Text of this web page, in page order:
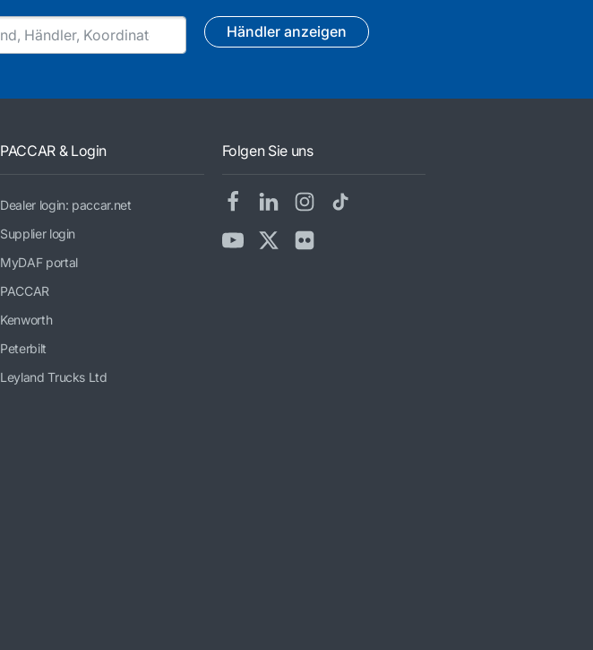
Händler anzeigen
PACCAR & Login
Dealer login: paccar.net
Supplier login
MyDAF portal
PACCAR
Kenworth
Peterbilt
Leyland Trucks Ltd
Folgen Sie uns